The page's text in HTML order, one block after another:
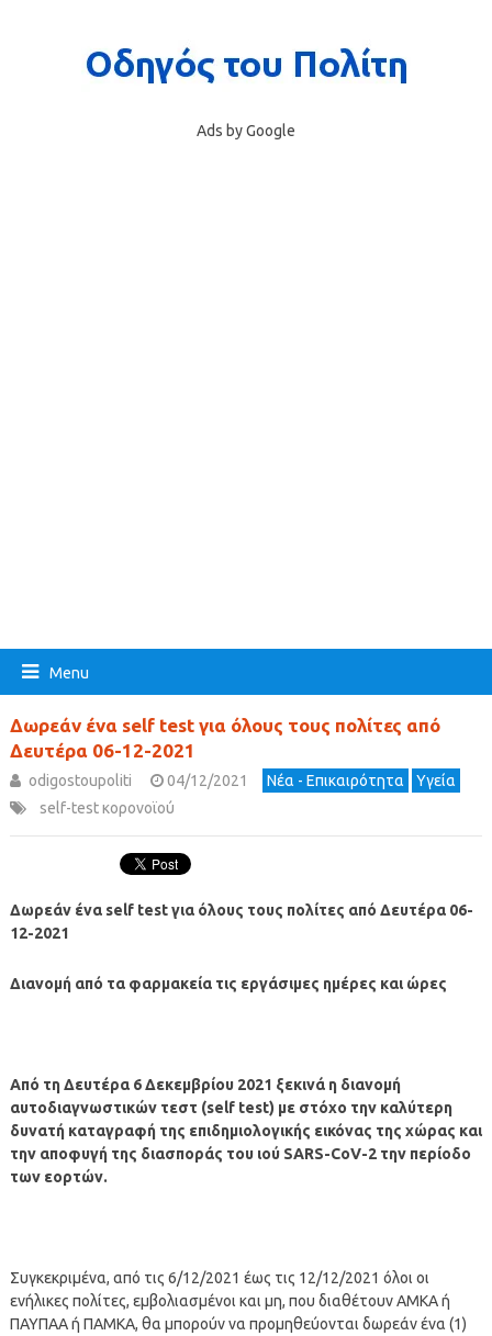
Ads by Google
Menu
Δωρεάν ένα self test για όλους τους πολίτες από
Δευτέρα 06-12-2021
odigostoupoliti 04/12/2021 Νέα - Επικαιρότητα
Υγεία
self-test κορονοϊού
Δωρεάν ένα self test για όλους τους πολίτες από Δευτέρα 06-
12-2021
Διανομή από τα φαρμακεία τις εργάσιμες ημέρες και ώρες
Από τη Δευτέρα 6 Δεκεμβρίου 2021 ξεκινά η διανομή
αυτοδιαγνωστικών τεστ (self test) με στόχο την καλύτερη
δυνατή καταγραφή της επιδημιολογικής εικόνας της χώρας και
την αποφυγή της διασποράς του ιού SARS-CoV-2 την περίοδο
των εορτών.
Συγκεκριμένα, από τις 6/12/2021 έως τις 12/12/2021 όλοι οι
ενήλικες πολίτες, εμβολιασμένοι και μη, που διαθέτουν ΑΜΚΑ ή
ΠΑΥΠΑΑ ή ΠΑΜΚΑ, θα μπορούν να προμηθεύονται δωρεάν ένα (1)